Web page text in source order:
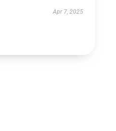
Apr 7, 2025